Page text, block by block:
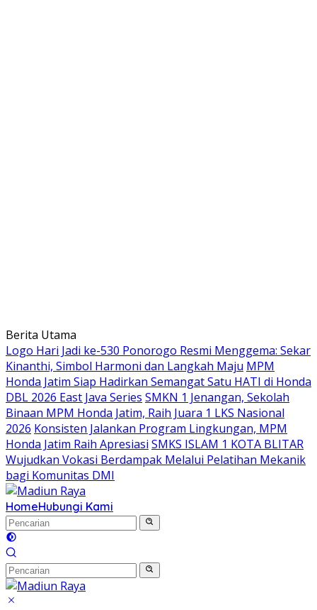
Langsung
ke
konten
Berita Utama
Logo Hari Jadi ke-530 Ponorogo Resmi Menggema: Sekar
Kinanthi, Simbol Harmoni dan Langkah Maju MPM
Honda Jatim Siap Hadirkan Semangat Satu HATI di Honda
DBL 2026 East Java Series SMKN 1 Jenangan, Sekolah
Binaan MPM Honda Jatim, Raih Juara 1 LKS Nasional
2026 Konsisten Jalankan Program Lingkungan, MPM
Honda Jatim Raih Apresiasi SMKS ISLAM 1 KOTA BLITAR
Wujudkan Vokasi Berdampak Melalui Pelatihan Mekanik
bagi Komunitas DMI
HomeHubungi Kami